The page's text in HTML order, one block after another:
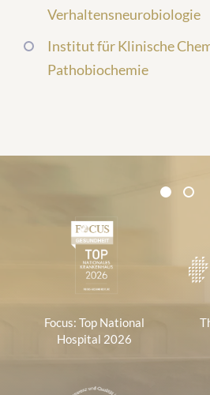
Verhaltensneurobiologie
Institut für Klinische
Pathobiochemie
Certificates and 1 2
Focus: Top National
Hospital 2026